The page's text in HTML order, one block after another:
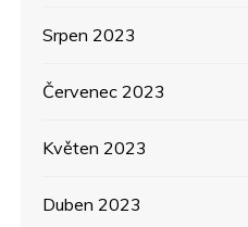
Srpen 2023
Červenec 2023
Květen 2023
Duben 2023